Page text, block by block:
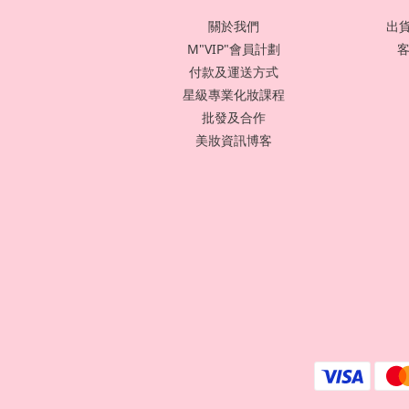
關於我們
M"VIP"會員計劃
付款及運送方式
星級專業化妝課程
批發及合作
美妝資訊博客
出